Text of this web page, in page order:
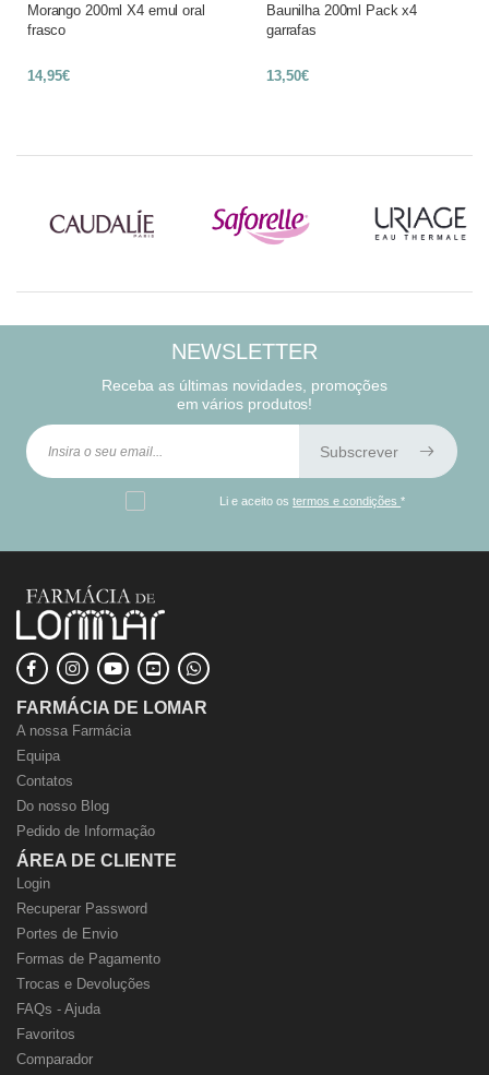
Morango 200ml X4 emul oral
frasco
14,95€
Baunilha 200ml Pack x4
garrafas
13,50€
NEWSLETTER
Receba as últimas novidades, promoções
em vários produtos!
Subscrever
Li e aceito ostermos e condições*
FARMÁCIA DE LOMAR
A nossa Farmácia
Equipa
Contatos
Do nosso Blog
Pedido de Informação
ÁREA DE CLIENTE
Login
Recuperar Password
Portes de Envio
Formas de Pagamento
Trocas e Devoluções
FAQs - Ajuda
Favoritos
Comparador